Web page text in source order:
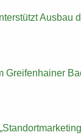
Aus­bau
Grei­fen­hai­ner